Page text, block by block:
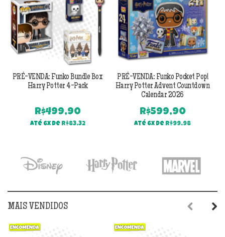
PRÉ-VENDA: Funko Bundle Box
Harry Potter 4-Pack
R$499,90
Até 6x de R$83,32
PRÉ-VENDA: Funko Pocket Pop!
Harry Potter Advent Countdown
Calendar 2026
R$599,90
Até 6x de R$99,98
MAIS VENDIDOS